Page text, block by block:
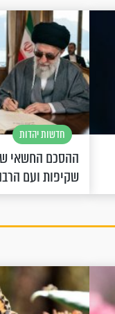
חדשות יהדות
ההסכם החשאי
שקיפות ועם